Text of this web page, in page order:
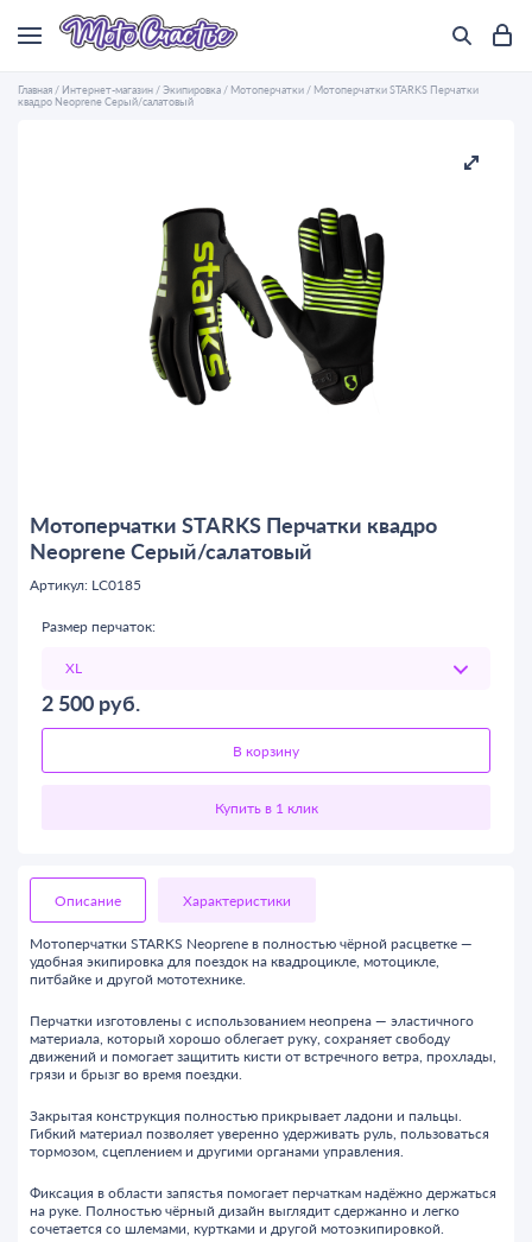
Главная / Интернет-магазин /Экипировка / Мотоперчатки / Мотоперчатки STARKS Перчатки
квадро Neoprene Серый/салатовый
Мотоперчатки STARKS Перчатки квадро
Neoprene Серый/салатовый
Артикул: LC0185
Размер перчаток:
2 500 руб.
В корзину
Описание Характеристики
Мотоперчатки STARKS Neoprene в полностью чёрной расцветке —
удобная экипировка для поездок на квадроцикле, мотоцикле,
питбайке и другой мототехнике.
Перчатки изготовлены с использованием неопрена — эластичного
материала, который хорошо облегает руку, сохраняет свободу
движений и помогает защитить кисти от встречного ветра, прохлады,
грязи и брызг во время поездки.
Закрытая конструкция полностью прикрывает ладони и пальцы.
Гибкий материал позволяет уверенно удерживать руль, пользоваться
тормозом, сцеплением и другими органами управления.
Фиксация в области запястья помогает перчаткам надёжно держаться
на руке. Полностью чёрный дизайн выглядит сдержанно и легко
сочетается со шлемами, куртками и другой мотоэкипировкой.